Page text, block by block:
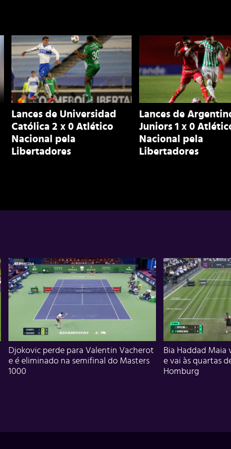
Lances de Universidad
Católica 2 x 0 Atlético
Nacional pela
Libertadores
Lances de
Juniors 1 x 0
Nacional pela
Libertadores
Djokovic perde para Valentin Vacherot
e é eliminado na semifinal do Masters
1000
Bia Haddad Maia
e vai às quartas
Homburg